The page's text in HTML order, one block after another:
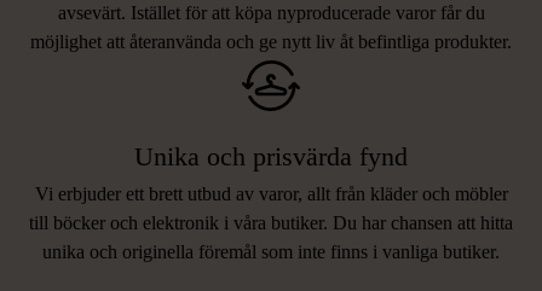
avsevärt. Istället för att köpa nyproducerade varor får du
möjlighet att återanvända och ge nytt liv åt befintliga produkter.
Unika och prisvärda fynd
Vi erbjuder ett brett utbud av varor, allt från kläder och möbler
till böcker och elektronik i våra butiker. Du har chansen att hitta
unika och originella föremål som inte finns i vanliga butiker.
LIKNANDE PRODUKTER
Hitta produkter som påminner om denna